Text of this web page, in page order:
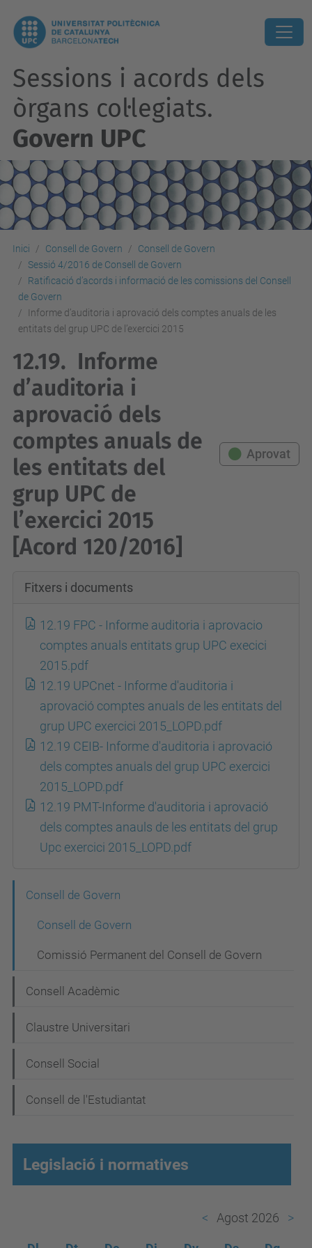
Sessions i acords dels
òrgans col·legiats.
Govern UPC
Inici Consell de Govern
Consell de Govern
Sessió 4/2016 de Consell de Govern
Ratificació d’acords i informació de les comissions del Consell
de Govern
Informe d’auditoria i aprovació dels comptes anuals de les
entitats del grup UPC de l’exercici 2015
12.19. Informe
d’auditoria i
aprovació dels
comptes anuals de
les entitats del
grup UPC de
l’exercici 2015
[Acord 120/2016]
Aprovat
Fitxers i documents
12.19 FPC - Informe auditoria i aprovacio
comptes anuals entitats grup UPC execici
2015.pdf
12.19 UPCnet - Informe d'auditoria i
aprovació comptes anuals de les entitats del
grup UPC exercici 2015_LOPD.pdf
12.19 CEIB- Informe d'auditoria i aprovació
dels comptes anuals del grup UPC exercici
2015_LOPD.pdf
12.19 PMT-Informe d'auditoria i aprovació
dels comptes anauls de les entitats del grup
Upc exercici 2015_LOPD.pdf
e
a
c
ó
Consell de Govern
Consell de Govern
Comissió Permanent del Consell de Govern
Consell Acadèmic
Claustre Universitari
Consell Social
Consell de l'Estudiantat
Legislació i normatives
Agost 2026